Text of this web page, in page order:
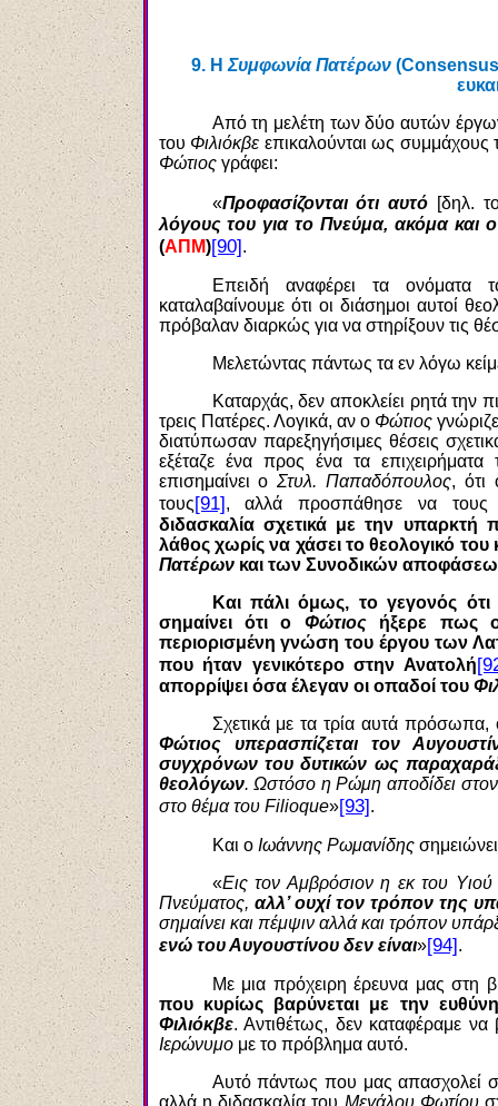
9. Η Συμφωνία Πατέρων (Consensus
Από τη μελέτη των δύο αυτών
του Φιλιόκβε επικαλούνται ως συμμάχους
Φώτιοςγράφει:
«Προφασίζονται ότι αυτό [δηλ.
λόγους του για το Πνεύμα, ακόμα και
(ΑΠΜ)[90].
Επειδή αναφέρει τα ονόματα
καταλαβαίνουμε ότι οι διάσημοι αυτοί
πρόβαλαν διαρκώς για να στηρίξουν τις
Μελετώντας πάντως τα εν λόγω
Καταρχάς, δεν αποκλείει ρητά την
τρεις Πατέρες. Λογικά, αν ο Φώτιοςγνώριζε
διατύπωσαν παρεξηγήσιμες θέσεις
εξέταζε ένα προς ένα τα
επισημαίνει οΣτυλ. Παπαδόπουλος,
τους[91], αλλά προσπάθησε να τους
διδασκαλία σχετικά με την υπαρκτή
λάθος χωρίς να χάσει το θεολογικό
Πατέρωνκαι των Συνοδικών
Και πάλι όμως, το γεγονός
σημαίνει ότι ο Φώτιοςήξερε πως οι
περιορισμένη γνώση του έργου των
που ήταν γενικότερο στην Ανατολή
απορρίψει όσα έλεγαν οι οπαδοί του
Σχετικά με τα τρία αυτά
Φώτιος υπερασπίζεται τον
συγχρόνων του δυτικών ως
θεολόγων. Ωστόσο η Ρώμη αποδίδει
στο θέμα του Filioque»[93].
Και ο Ιωάννης Ρωμανίδης
«Εις τον Αμβρόσιον η εκ του
Πνεύματος, αλλ’ ουχί τον τρόπον της
σημαίνει και πέμψιν αλλά και τρόπον
ενώ του Αυγουστίνου δεν είναι»[94].
Με μια πρόχειρη έρευνα μας στη
που κυρίως βαρύνεται με την
Φιλιόκβε. Αντιθέτως, δεν καταφέραμε
Ιερώνυμομε το πρόβλημα αυτό.
Αυτό πάντως που μας απασχολεί
αλλά η διδασκαλία του Μεγάλου Φωτίου